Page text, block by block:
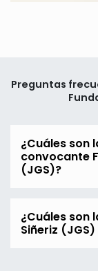
Preguntas
¿Cuáles son
convocante
(JGS)?
¿Cuáles son
Siñeriz